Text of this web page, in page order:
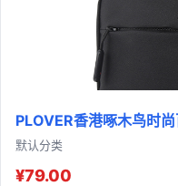
PLOVER香港啄木鸟时
默认分类
¥79.00